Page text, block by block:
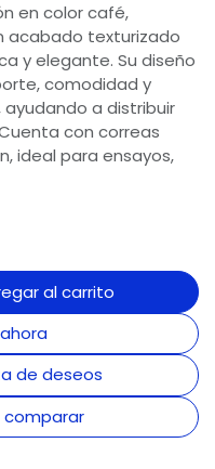
en color café,
acabado texturizado
y elegante. Su diseño
comodidad y
a distribuir
con correas
ideal para ensayos,
al carrito
comparar
de deseos